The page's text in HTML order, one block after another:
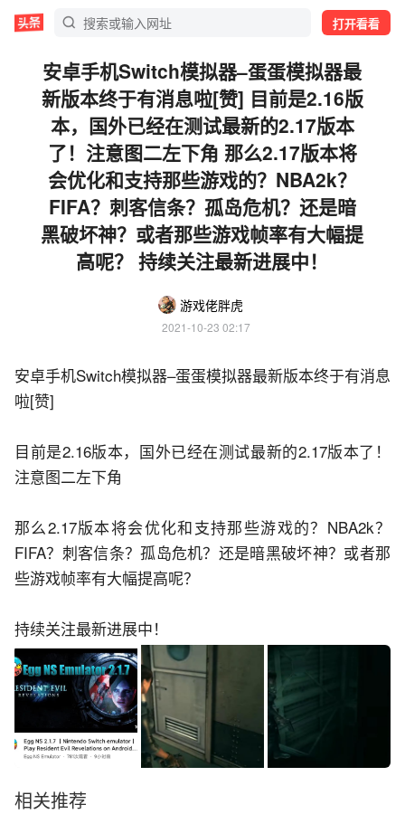
打开看看
安卓手机Switch模拟器–蛋蛋模拟器最
新版本终于有消息啦[赞] 目前是2.16版
本，国外已经在测试最新的2.17版本
了！注意图二左下角 那么2.17版本将
会优化和支持那些游戏的？NBA2k？
FIFA？刺客信条？孤岛危机？还是暗
黑破坏神？或者那些游戏帧率有大幅提
高呢？ 持续关注最新进展中！
游戏佬胖虎
2021-10-23 02:17
安卓手机Switch模拟器–蛋蛋模拟器最新版本终于有消息
啦[赞]
目前是2.16版本，国外已经在测试最新的2.17版本了！
注意图二左下角
那么2.17版本将会优化和支持那些游戏的？NBA2k？
FIFA？刺客信条？孤岛危机？还是暗黑破坏神？或者那
些游戏帧率有大幅提高呢？
持续关注最新进展中！
相关推荐